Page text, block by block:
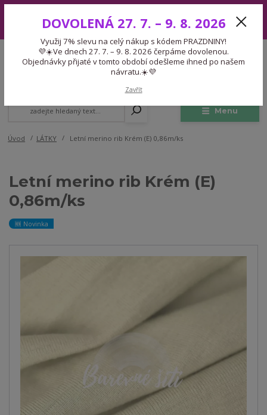
7. – 9. 8. 2026 čerpáme dovolenou. Objednávky přijaté v tomto období
odešleme ihned po našem návratu.☀️💜
Menu
CZK
Expedice 775 866 913
Po-Čt 9-15:30 Pá 9-14:30 Pauza 13-13:45
Úvod LÁTKY Letní merino rib Krém (E) 0,86m/ks
Letní merino rib Krém (E)
0,86m/ks
🆕 Novinka
DOVOLENÁ 27. 7. – 9. 8. 2026
Využij 7% slevu na celý nákup s kódem PRAZDNINY!
💜☀️Ve dnech 27. 7. – 9. 8. 2026 čerpáme dovolenou.
Objednávky přijaté v tomto období odešleme ihned po našem
návratu.☀️💜
Zavřít